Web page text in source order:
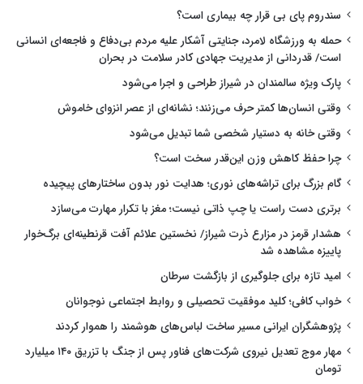
سندروم پای بی قرار چه بیماری است؟
حمله به ورزشگاه لامرد، جنایتی آشکار علیه مردم بی‌دفاع و فاجعه‌ای انسانی
است/ قدردانی از مدیریت جهادی کادر سلامت در بحران
پارک ویژه سالمندان در شیراز طراحی و اجرا می‌شود
وقتی انسان‌ها کمتر حرف می‌زنند؛ نشانه‌ای از عصر انزوای خاموش
وقتی خانه به دستیار شخصی شما تبدیل می‌شود
چرا حفظ کاهش وزن این‌قدر سخت است؟
گام بزرگ برای تراشه‌های نوری؛ هدایت نور بدون ساختارهای پیچیده
برتری دست راست یا چپ ذاتی نیست؛ مغز با تکرار مهارت می‌سازد
هشدار قرمز در مزارع ذرت شیراز/ نخستین علائم آفت قرنطینه‌ای برگ‌خوار
پاییزه مشاهده شد
امید تازه برای جلوگیری از بازگشت سرطان
خواب کافی؛ کلید موفقیت تحصیلی و روابط اجتماعی نوجوانان
پژوهشگران ایرانی مسیر ساخت لباس‌های هوشمند را هموار کردند
مهار موج تعدیل نیروی شرکت‌های فناور پس از جنگ با تزریق ۱۴۰ میلیارد
تومان